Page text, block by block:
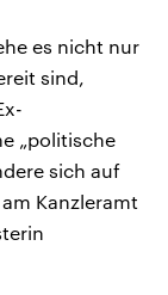
es nicht nur
sind,
„politische
sich auf
Kanzleramt